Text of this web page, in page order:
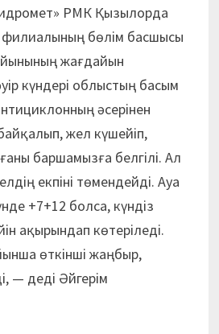
РМК Қызылорда
бөлім басшысы
жағдайын
күндері облыстың басым
әсерінен
жел күшейіп,
баршамызға белгілі. Ал
екпіні төмендейді. Ауа
+7+12 болса, күндіз
ақырындап көтеріледі.
өткінші жаңбыр,
— деді Әйгерім